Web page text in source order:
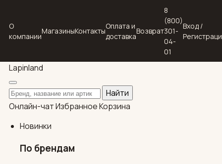
О
компании
МагазиныКонтакты
Оплата и
доставка
Возврат
8
(800)
301-
04-
01
Вход /
Lapinland
Поиск по каталогу
Найти
Онлайн-чатИзбранноеКорзина
Новинки
По брендам